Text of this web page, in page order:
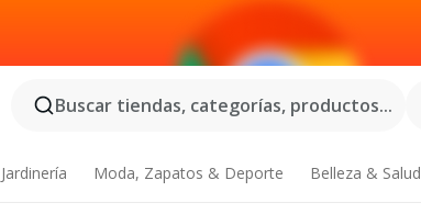
Buscar tiendas, categorías, productos...
Moda, Zapatos & Deporte Belleza & Salud